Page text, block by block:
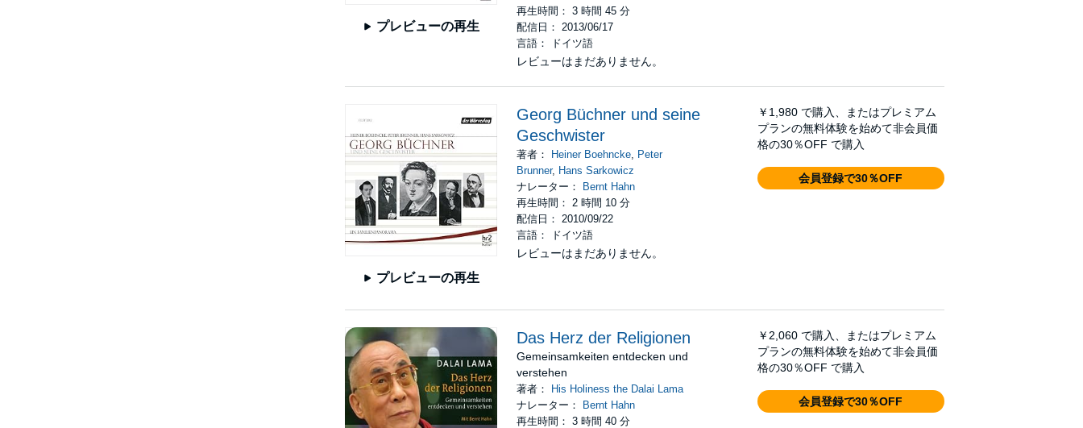
プレビューの再生
再生時間： 3 時間 45 分
配信日： 2013/06/17
言語： ドイツ語
レビューはまだありません。
プレビューの再生
Georg Büchner und seine
Geschwister
著者： Heiner Boehncke Peter
Brunner, Hans Sarkowicz
ナレーター： Bernt Hahn
再生時間： 2 時間 10 分
配信日： 2010/09/22
言語： ドイツ語
レビューはまだありません。
￥1,980 で購入、またはプレミアム
プランの無料体験を始めて非会員価
格の30％OFF で購入
会員登録で30％OFF
Das Herz der Religionen
Gemeinsamkeiten entdecken und
verstehen
著者：
His Holiness the Dalai Lama
ナレーター：
Bernt Hahn
再生時間： 3 時間 40 分
￥2,060 で購入、またはプレミアム
プランの無料体験を始めて非会員価
格の30％OFF で購入
会員登録で30％OFF